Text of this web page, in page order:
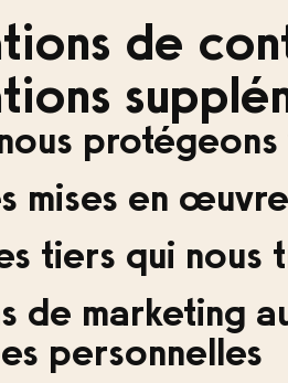
de
mises en
tiers qui nous
de marketing
personnelles